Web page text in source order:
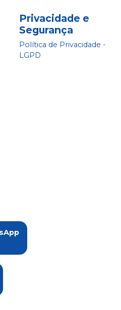
Privacidade e
Segurança
Política de Privacidade -
LGPD